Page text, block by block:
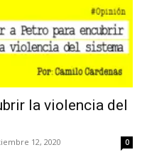
la violencia del
12, 2020 0